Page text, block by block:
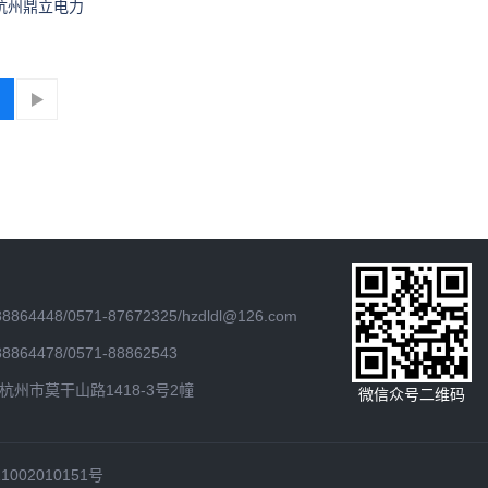
州鼎立电力
微信众号二维码
0571-87672325/hzdldl@126.com
0571-88862543
州市莫干山路1418-3号2幢
号